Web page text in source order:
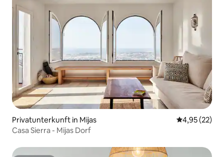
Privatunterkunft in Mijas
4,95 (22)
Casa Sierra - Mijas Dorf